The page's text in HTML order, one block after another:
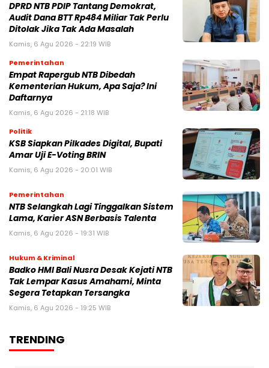
DPRD NTB PDIP Tantang Demokrat,
Audit Dana BTT Rp484 Miliar Tak Perlu
Ditolak Jika Tak Ada Masalah
Kamis, 6 Agu 2026 - 22:19 WIB
Pemerintahan
Empat Rapergub NTB Dibedah
Kementerian Hukum, Apa Saja? Ini
Daftarnya
Kamis, 6 Agu 2026 - 21:18 WIB
Politik
KSB Siapkan Pilkades Digital, Bupati
Amar Uji E-Voting BRIN
Kamis, 6 Agu 2026 - 20:01 WIB
Pemerintahan
NTB Selangkah Lagi Tinggalkan Sistem
Lama, Karier ASN Berbasis Talenta
Kamis, 6 Agu 2026 - 19:31 WIB
Hukum & Kriminal
Badko HMI Bali Nusra Desak Kejati NTB
Tak Lempar Kasus Amahami, Minta
Segera Tetapkan Tersangka
Kamis, 6 Agu 2026 - 19:25 WIB
TRENDING